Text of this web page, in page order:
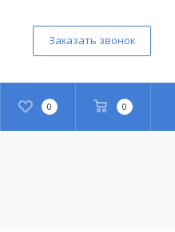
Заказать звонок
0 0